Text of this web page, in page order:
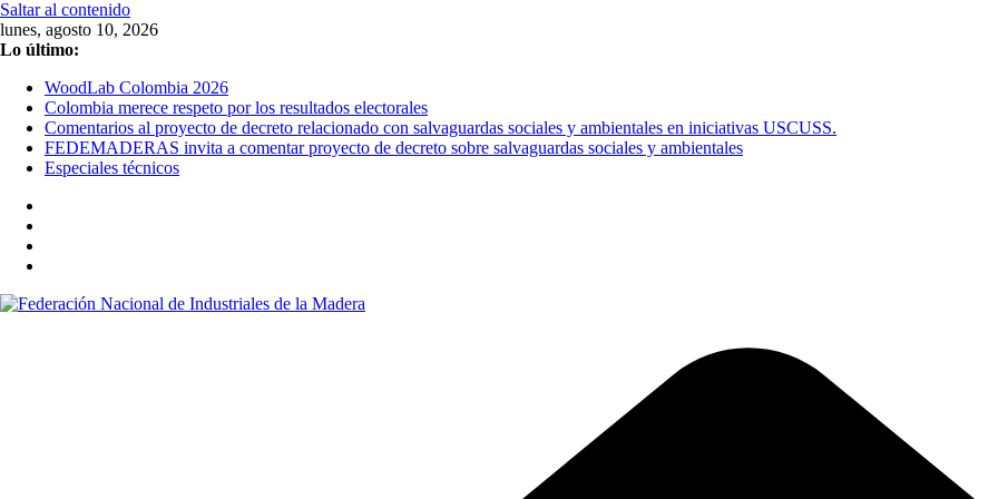
Saltar al contenido
lunes, agosto 10, 2026
Lo último:
WoodLab Colombia 2026
Colombia merece respeto por los resultados electorales
Comentarios al proyecto de decreto relacionado con salvaguardas sociales y ambientales en iniciativas USCUSS.
FEDEMADERAS invita a comentar proyecto de decreto sobre salvaguardas sociales y ambientales
Especiales técnicos